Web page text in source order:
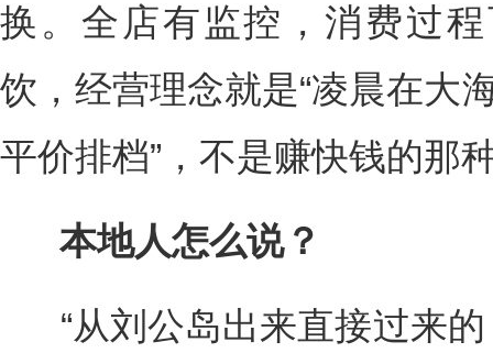
换。全店有监控，消费过
饮，经营理念就是“凌晨在大
平价排档”，不是赚快钱的那
本地人怎么说？
“从刘公岛出来直接过来的